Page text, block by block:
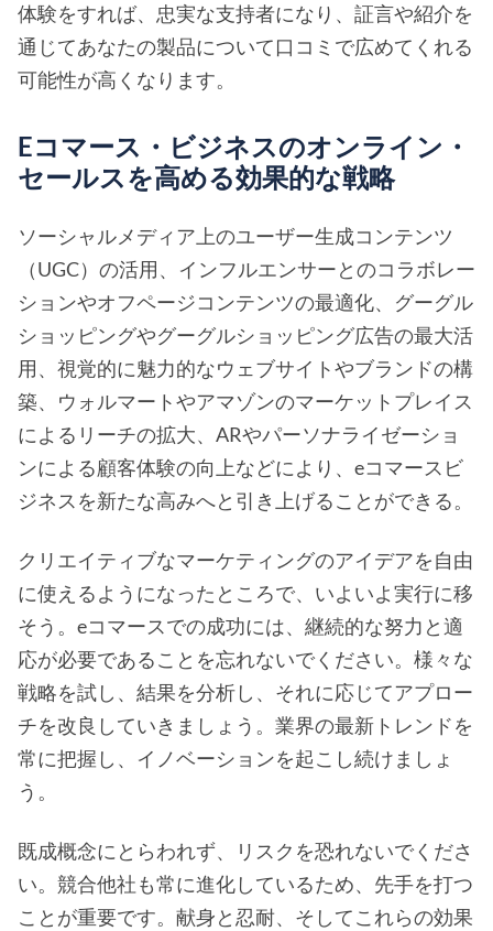
体験をすれば、忠実な支持者になり、証言や紹介を
通じてあなたの製品について口コミで広めてくれる
可能性が高くなります。
Eコマース・ビジネスのオンライン・
セールスを高める効果的な戦略
ソーシャルメディア上のユーザー生成コンテンツ
（UGC）の活用、インフルエンサーとのコラボレー
ションやオフページコンテンツの最適化、グーグル
ショッピングやグーグルショッピング広告の最大活
用、視覚的に魅力的なウェブサイトやブランドの構
築、ウォルマートやアマゾンのマーケットプレイス
によるリーチの拡大、ARやパーソナライゼーショ
ンによる顧客体験の向上などにより、eコマースビ
ジネスを新たな高みへと引き上げることができる。
クリエイティブなマーケティングのアイデアを自由
に使えるようになったところで、いよいよ実行に移
そう。eコマースでの成功には、継続的な努力と適
応が必要であることを忘れないでください。様々な
戦略を試し、結果を分析し、それに応じてアプロー
チを改良していきましょう。業界の最新トレンドを
常に把握し、イノベーションを起こし続けましょ
う。
既成概念にとらわれず、リスクを恐れないでくださ
い。競合他社も常に進化しているため、先手を打つ
ことが重要です。献身と忍耐、そしてこれらの効果